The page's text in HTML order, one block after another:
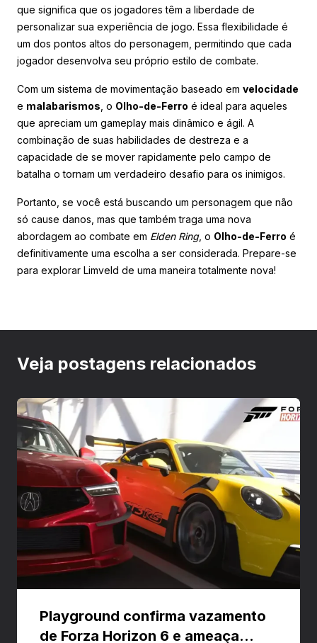
que significa que os jogadores têm a liberdade de
personalizar sua experiência de jogo. Essa flexibilidade é
um dos pontos altos do personagem, permitindo que cada
jogador desenvolva seu próprio estilo de combate.
Com um sistema de movimentação baseado em velocidade
e malabarismos , o Olho-de-Ferro é ideal para aqueles
que apreciam um gameplay mais dinâmico e ágil. A
combinação de suas habilidades de destreza e a
capacidade de se mover rapidamente pelo campo de
batalha o tornam um verdadeiro desafio para os inimigos.
Portanto, se você está buscando um personagem que não
só cause danos, mas que também traga uma nova
abordagem ao combate em Elden Ring, o Olho-de-Ferro é
definitivamente uma escolha a ser considerada. Prepare-se
para explorar Limveld de uma maneira totalmente nova!
Veja postagens relacionados
Playground confirma vazamento
de Forza Horizon 6 e ameaça